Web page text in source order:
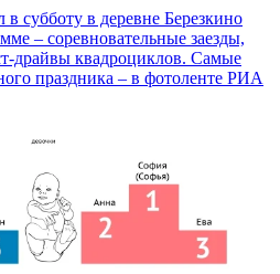
субботу в деревне Березкино
– соревновательные заезды,
драйвы квадроциклов. Самые
праздника – в фотоленте РИА